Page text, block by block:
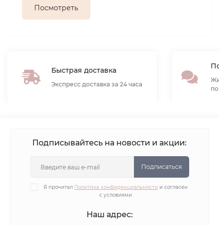
Посмотреть
Быстрая доставка
Экспресс доставка за 24 часа
Подписывайтесь на новости и акции:
Подписаться
Я прочитал Политика конфиденциальности и согласен
с условиями
Наш адрес: